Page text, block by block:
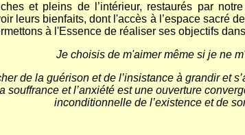
et pleins de l’intérieur, restaurés par
leurs bienfaits, dont l'accès à l’espace sacré
à l'Essence de réaliser ses objectifs
Je choisis de m'aimer même si je ne
de la guérison et de l’insistance à grandir et
souffrance et l’anxiété est une ouverture
inconditionnelle de l’existence et de